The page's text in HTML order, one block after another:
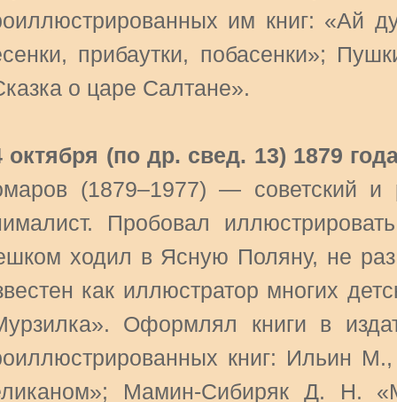
им книг: «Ай
прибаутки, побасенки»;
о царе Салтане».
октября (по др. свед. 13) 1879
(1879–1977) — советский и
Пробовал
ходил в Ясную Поляну, не
как иллюстратор многих
Оформлял книги в
книг: Ильин
Мамин-Сибиряк Д. Н.